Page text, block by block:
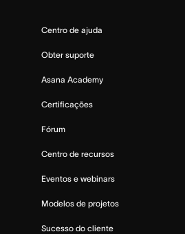
Centro de ajuda
Obter suporte
Asana Academy
Certificações
Fórum
Centro de recursos
Eventos e webinars
Modelos de projetos
Sucesso do cliente